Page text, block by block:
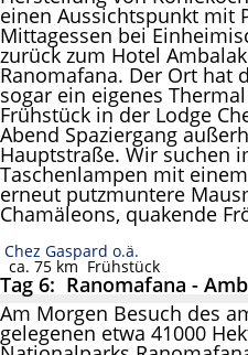
einen Aussichtspunkt mit
Mittagessen bei
zurück zum Hotel
Ranomafana. Der Ort hat
sogar ein eigenes
Frühstück in der Lodge
Abend Spaziergang
Hauptstraße. Wir suchen
Taschenlampen mit
erneut putzmuntere
Chamäleons, quakende
Chez Gaspard o.ä.
ca. 75 km Frühstück
Tag 6: Ranomafana -
Am Morgen Besuch des
gelegenen etwa 41000